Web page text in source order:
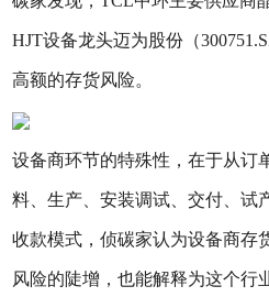
HJT设备龙头迈为股份（
高额的存货风险。
设备商环节的特殊性，在于从订
料、生产、安装调试、交付、试
收款模式，侦碳家认为设备商存
风险的陡增，也能解释为这个行